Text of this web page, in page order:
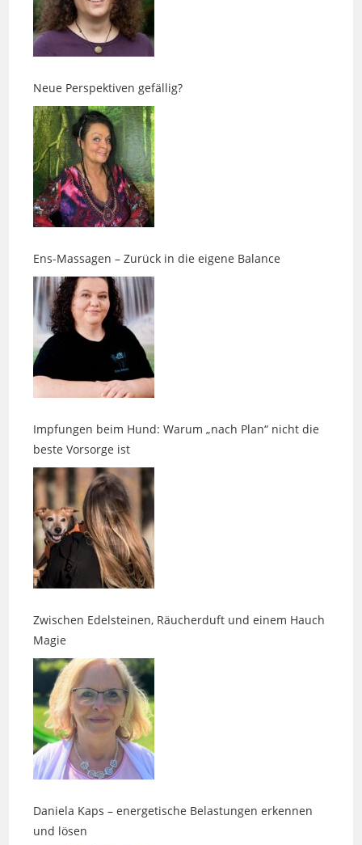
Neue Perspektiven gefällig?
Ens-Massagen – Zurück in die eigene Balance
Impfungen beim Hund: Warum „nach Plan“ nicht die
Zwischen Edelsteinen, Räucherduft und einem Hauch
Daniela Kaps – energetische Belastungen erkennen